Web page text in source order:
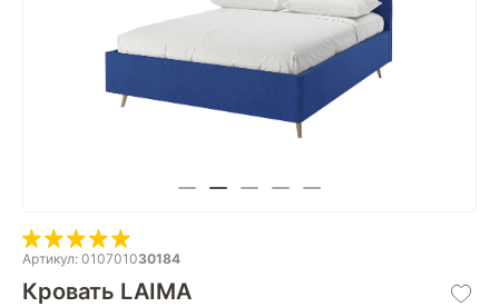
Артикул: 010701030184
Кровать LAIMA